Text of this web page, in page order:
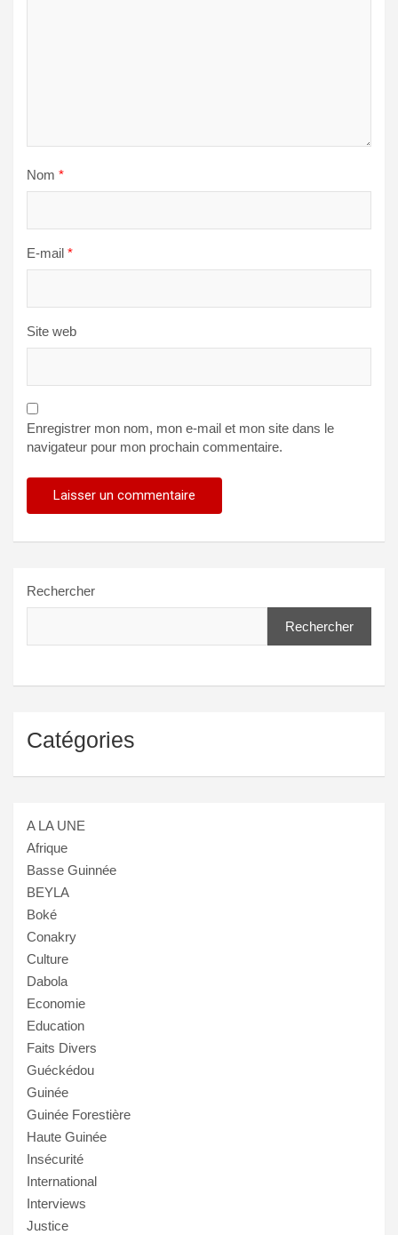
Nom *
E-mail *
Site web
Enregistrer mon nom, mon e-mail et mon site dans le
navigateur pour mon prochain commentaire.
Rechercher
Rechercher
Catégories
A LA UNE
Afrique
Basse Guinnée
BEYLA
Boké
Conakry
Culture
Dabola
Economie
Education
Faits Divers
Guéckédou
Guinée
Guinée Forestière
Haute Guinée
Insécurité
International
Interviews
Justice